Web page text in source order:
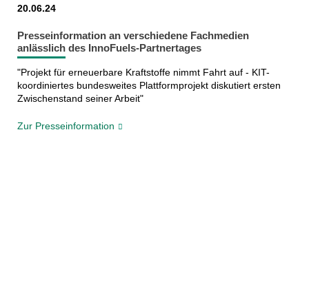
20.06.24
Presseinformation an verschiedene Fachmedien
anlässlich des InnoFuels-Partnertages
"Projekt für erneuerbare Kraftstoffe nimmt Fahrt auf - KIT-
koordiniertes bundesweites Plattformprojekt diskutiert ersten
Zwischenstand seiner Arbeit"
Zur Presseinformation